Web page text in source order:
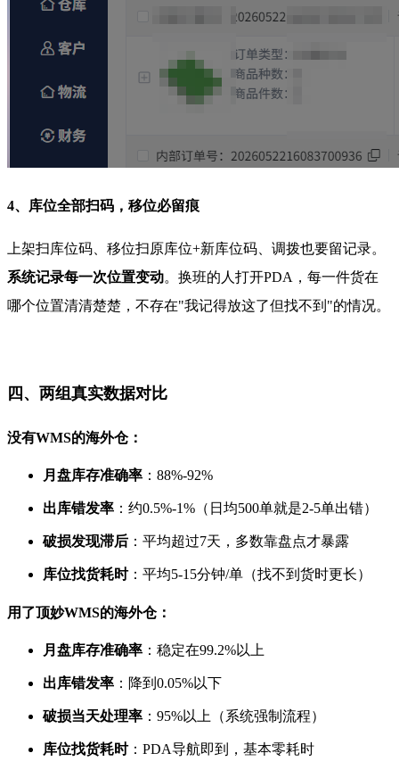
4、库位全部扫码，移位必留痕
上架扫库位码、移位扫原库位+新库位码、调拨也要留记录。
系统记录每一次位置变动。换班的人打开PDA，每一件货在
哪个位置清清楚楚，不存在"我记得放这了但找不到"的情况。
四、两组真实数据对比
没有WMS的海外仓：
月盘库存准确率 ：88%-92%
出库错发率 ：约0.5%-1%（日均500单就是2-5单出错）
破损发现滞后 ：平均超过7天，多数靠盘点才暴露
库位找货耗时：平均5-15分钟/单（找不到货时更长）
用了顶妙WMS的海外仓：
月盘库存准确率 ：稳定在99.2%以上
出库错发率 ：降到0.05%以下
破损当天处理率 ：95%以上（系统强制流程）
库位找货耗时：PDA导航即到，基本零耗时